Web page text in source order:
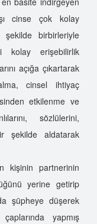
cinse çok kolay
birbirleriyle
kolay erişebilirlik
açığa çıkartarak
cinsel ihtiyaç
etkilenme ve
sözlülerini,
şekilde aldatarak
kişinin partnerinin
yerine getirip
şüpheye düşerek
yapmış